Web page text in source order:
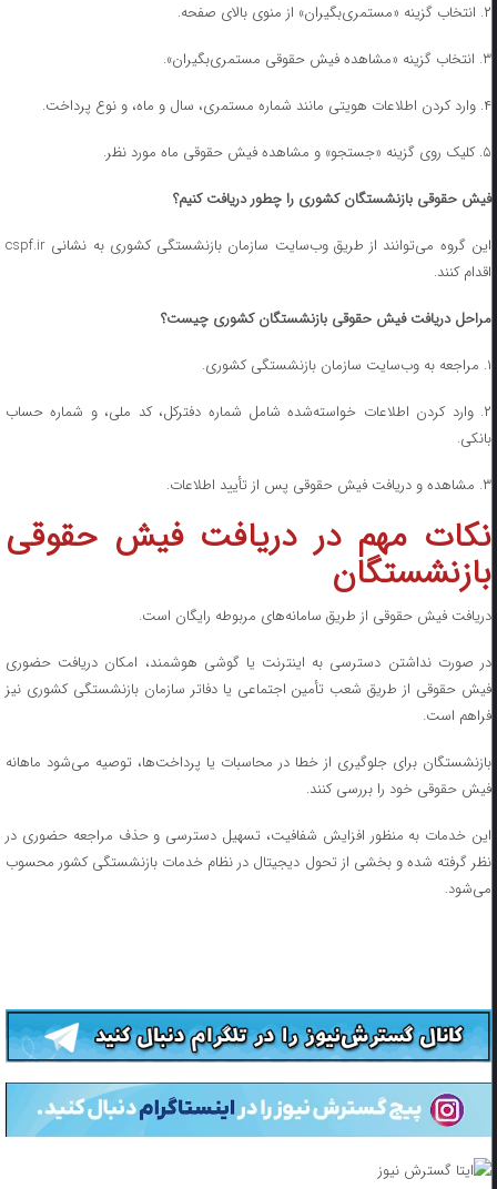
۲. انتخاب گزینه «مستمری‌بگیران» از منوی بالای صفحه.
۳. انتخاب گزینه «مشاهده فیش حقوقی مستمری‌بگیران».
۴. وارد کردن اطلاعات هویتی مانند شماره مستمری، سال و ماه، و نوع پرداخت.
۵. کلیک روی گزینه «جستجو» و مشاهده فیش حقوقی ماه مورد نظر.
فیش حقوقی بازنشستگان کشوری را چطور دریافت کنیم؟
این گروه می‌توانند از طریق وب‌سایت سازمان بازنشستگی کشوری به نشانی cspf.ir
اقدام کنند.
مراحل دریافت فیش حقوقی بازنشستگان کشوری چیست؟
۲. وارد کردن اطلاعات خواسته‌شده شامل شماره دفترکل، کد ملی، و شماره حساب
بانکی.
۳. مشاهده و دریافت فیش حقوقی پس از تأیید اطلاعات.
نکات مهم در دریافت فیش حقوقی
بازنشستگان
دریافت فیش حقوقی از طریق سامانه‌های مربوطه رایگان است.
در صورت نداشتن دسترسی به اینترنت یا گوشی هوشمند، امکان دریافت حضوری
فیش حقوقی از طریق شعب تأمین اجتماعی یا دفاتر سازمان بازنشستگی کشوری نیز
فراهم است.
بازنشستگان برای جلوگیری از خطا در محاسبات یا پرداخت‌ها، توصیه می‌شود ماهانه
فیش حقوقی خود را بررسی کنند.
این خدمات به منظور افزایش شفافیت، تسهیل دسترسی و حذف مراجعه حضوری در
نظر گرفته شده و بخشی از تحول دیجیتال در نظام خدمات بازنشستگی کشور محسوب
می‌شود.